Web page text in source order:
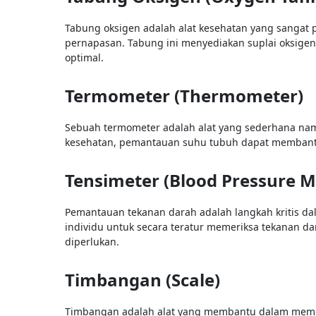
Tabung oksigen adalah alat kesehatan yang
pernapasan. Tabung ini menyediakan suplai
optimal.
Termometer (Thermometer)
Sebuah termometer adalah alat yang sederhana
kesehatan, pemantauan suhu tubuh dapat
Tensimeter (Blood Pressure
Pemantauan tekanan darah adalah langkah kritis
individu untuk secara teratur memeriksa tekanan
diperlukan.
Timbangan (Scale)
Timbangan adalah alat yang membantu dalam